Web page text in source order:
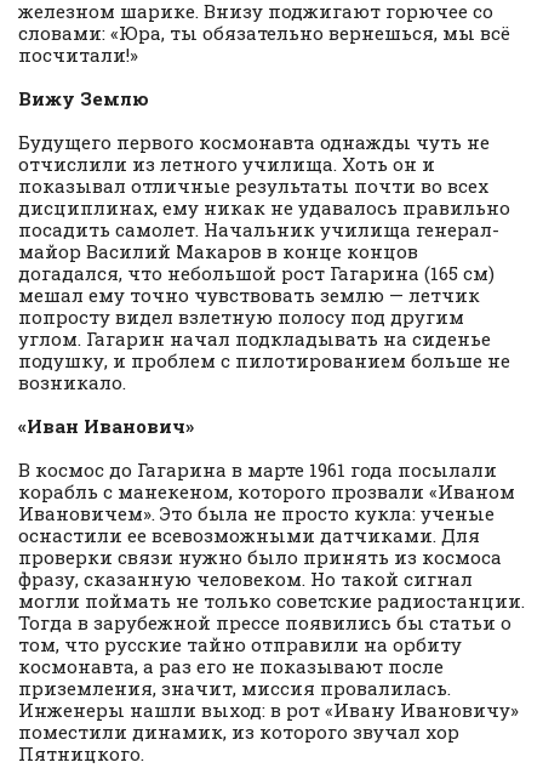
железном шарике. Внизу поджигают горючее со
словами: «Юра, ты обязательно вернешься, мы всё
посчитали!»
Вижу Землю
Будущего первого космонавта однажды чуть не
отчислили из летного училища. Хоть он и
показывал отличные результаты почти во всех
дисциплинах, ему никак не удавалось правильно
посадить самолет. Начальник училища генерал-
майор Василий Макаров в конце концов
догадался, что небольшой рост Гагарина (165 см)
мешал ему точно чувствовать землю — летчик
попросту видел взлетную полосу под другим
углом. Гагарин начал подкладывать на сиденье
подушку, и проблем с пилотированием больше не
возникало.
«Иван Иванович»
В космос до Гагарина в марте 1961 года посылали
корабль с манекеном, которого прозвали «Иваном
Ивановичем». Это была не просто кукла: ученые
оснастили ее всевозможными датчиками. Для
проверки связи нужно было принять из космоса
фразу, сказанную человеком. Но такой сигнал
могли поймать не только советские радиостанции.
Тогда в зарубежной прессе появились бы статьи о
том, что русские тайно отправили на орбиту
космонавта, а раз его не показывают после
приземления, значит, миссия провалилась.
Инженеры нашли выход: в рот «Ивану Ивановичу»
поместили динамик, из которого звучал хор
Пятницкого.